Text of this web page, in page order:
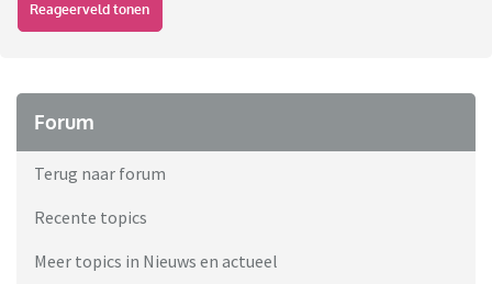
Reageerveld tonen
Forum
Terug naar forum
Recente topics
Meer topics in Nieuws en actueel